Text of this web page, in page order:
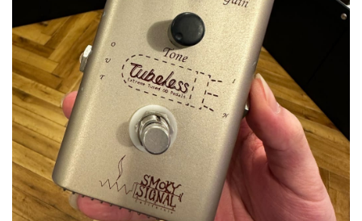
キーボード 電子ピアノ
管楽器 その他楽器
アンプ エフェクター